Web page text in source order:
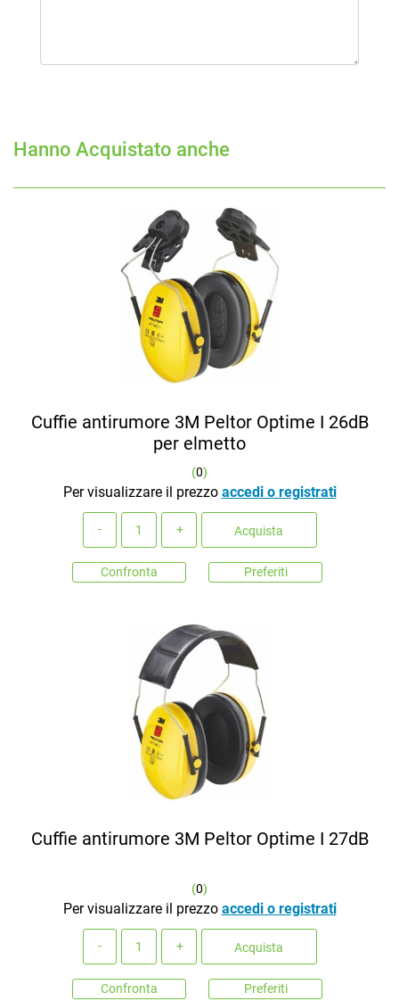
Hanno Acquistato anche
Cuffie antirumore 3M Peltor Optime I 26dB
per elmetto
(0)
Per visualizzare il prezzo accedi o registrati
Acquista
Confronta Preferiti
Cuffie antirumore 3M Peltor Optime I 27dB
(0)
Per visualizzare il prezzo accedi o registrati
Acquista
Confronta Preferiti